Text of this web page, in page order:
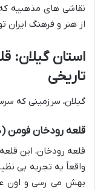
نقاشی های مذهبیه
از هنر و فرهنگ ایران
استان گیلان:
تاریخی
گیلان، سرزمینی که
قلعه رودخان فومن
قلعه رودخان، این
واقعاً یه تجربه بی
بهش می رسی و اون